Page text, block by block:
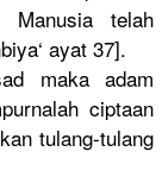
telah
‘ ayat 37].
maka adam
h ciptaan
an tulang-tulang